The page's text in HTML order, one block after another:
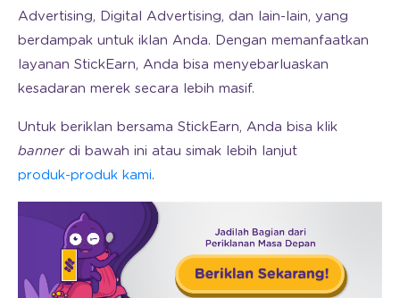
Advertising, Digital Advertising, dan lain-lain, yang
berdampak untuk iklan Anda. Dengan memanfaatkan
layanan StickEarn, Anda bisa menyebarluaskan
kesadaran merek secara lebih masif.
Untuk beriklan bersama StickEarn, Anda bisa klik
bannerdi bawah ini atau simak lebih lanjut
produk-produk kami.